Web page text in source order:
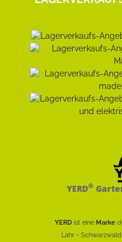
YERD®
YERD ist eine Marke
Lahr -